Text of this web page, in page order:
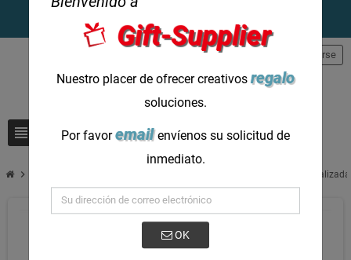
view_headline search
Registrarse
chevron_right Cajas de regalo para clientes de bodas Caja de San Valentín personalizada
Gift-Supplier
Nuestro placer de ofrecer creativos regalo
soluciones.
Por favoremailenvíenos su solicitud de
inmediato.
OK